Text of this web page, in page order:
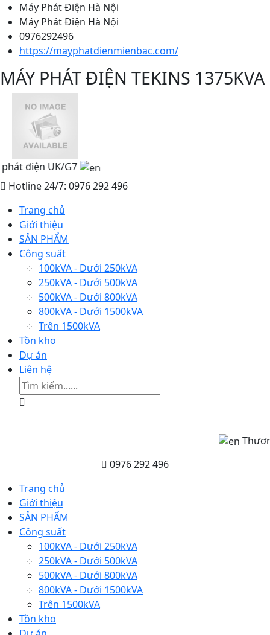
Máy Phát Điện Hà Nội
Máy Phát Điện Hà Nội
0976292496
https://mayphatdienmienbac.com/
MÁY PHÁT ĐIỆN TEKINS 1375KVA
điện UK/G7
Hotline 24/7: 0976 292 496
Trang chủ
Giới thiệu
SẢN PHẨM
Công suất
100kVA - Dưới 250kVA
250kVA - Dưới 500kVA
500kVA - Dưới 800kVA
800kVA - Dưới 1500kVA
Trên 1500kVA
Tồn kho
Dự án
Liên hệ
Thương
0976 292 496
Trang chủ
Giới thiệu
SẢN PHẨM
Công suất
100kVA - Dưới 250kVA
250kVA - Dưới 500kVA
500kVA - Dưới 800kVA
800kVA - Dưới 1500kVA
Trên 1500kVA
Tồn kho